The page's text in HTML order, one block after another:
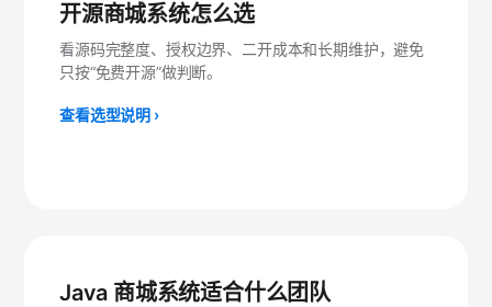
开源商城系统怎么选
看源码完整度、授权边界、二开成本和长期维护，避免
只按“免费开源”做判断。
查看选型说明 ›
Java 商城系统适合什么团队